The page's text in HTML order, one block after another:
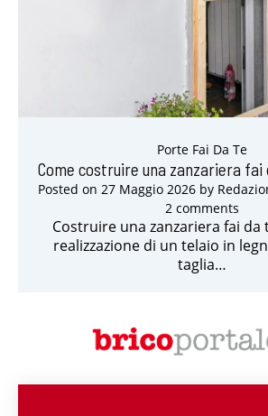
Porte Fai Da Te
Come costruire una zanzariera fai
Posted on 27 Maggio 2026 by
2 comments
Costruire una zanzariera fai da
realizzazione di un telaio in
taglia…